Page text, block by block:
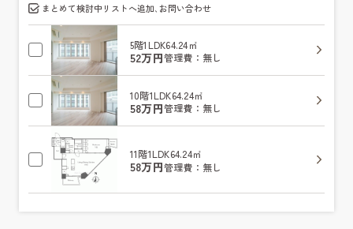
まとめて検討中リストへ追加､お問い合わせ
5階1LDK64.24㎡
52万円管理費：無し
10階1LDK64.24㎡
58万円管理費：無し
11階1LDK64.24㎡
58万円管理費：無し